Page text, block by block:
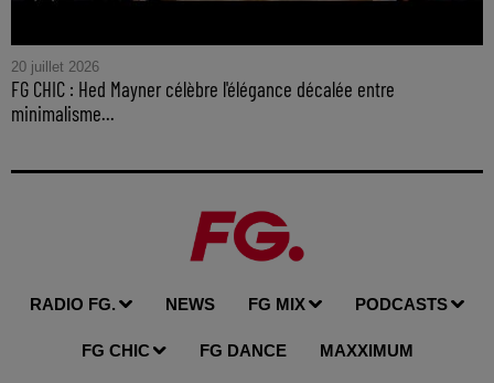
20 juillet 2026
FG CHIC : Hed Mayner célèbre l'élégance décalée entre
minimalisme...
RADIO FG. NEWS FG MIX PODCASTS
FG CHIC FG DANCE MAXXIMUM